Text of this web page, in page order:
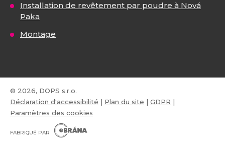
Installation de revêtement par poudre à Nová
Paka
Montage
© 2026, DOPS s.r.o.
Déclaration d'accessibilité | Plan du site | GDPR |
Paramètres des cookies
FABRIQUÉ PAR
B